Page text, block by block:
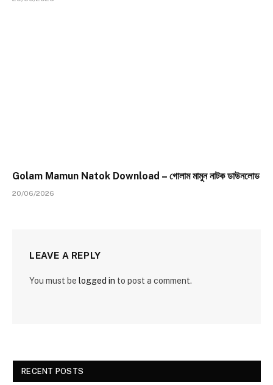
Golam Mamun Natok Download – গোলাম মামুন নাটক ডাউনলোড
20/06/2026
LEAVE A REPLY
You must be logged in to post a comment.
RECENT POSTS